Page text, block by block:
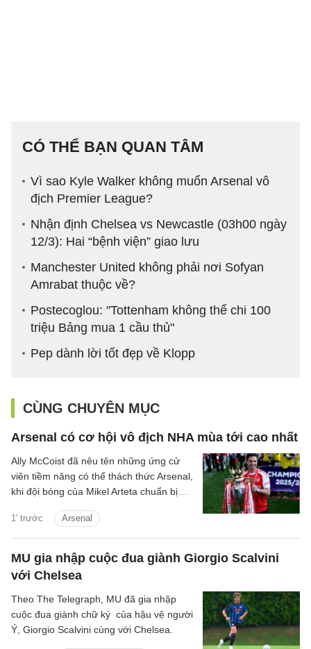
CÓ THỂ BẠN QUAN TÂM
Vì sao Kyle Walker không muốn Arsenal vô
địch Premier League?
Nhận định Chelsea vs Newcastle (03h00 ngày
12/3): Hai “bệnh viện” giao lưu
Manchester United không phải nơi Sofyan
Amrabat thuộc về?
Postecoglou: "Tottenham không thể chi 100
triệu Bảng mua 1 cầu thủ"
Pep dành lời tốt đẹp về Klopp
CÙNG CHUYÊN MỤC
Arsenal có cơ hội vô địch NHA mùa tới cao nhất
1' trước Arsenal
Ally McCoist đã nêu tên những ứng cử
viên tiềm năng có thể thách thức Arsenal,
khi đội bóng của Mikel Arteta chuẩn bị
MU gia nhập cuộc đua giành Giorgio Scalvini
với Chelsea
Theo The Telegraph, MU đã gia nhập
cuộc đua giành chữ ký của hậu vệ người
Ý, Giorgio Scalvini cùng với Chelsea.